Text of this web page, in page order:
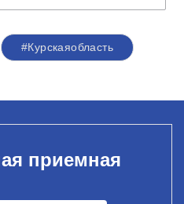
#Курскаяобласть
приемная